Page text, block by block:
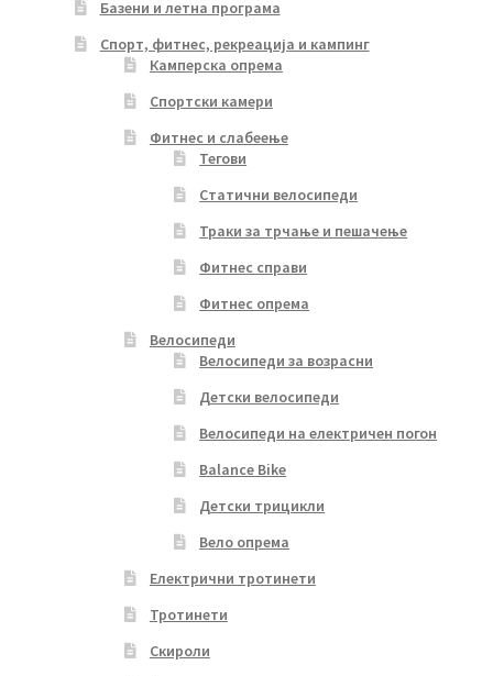
Базени и летна програма
Спорт, фитнес, рекреација и кампинг
Камперска опрема
Спортски камери
Фитнес и слабеење
Тегови
Статични велосипеди
Траки за трчање и пешачење
Фитнес справи
Фитнес опрема
Велосипеди
Велосипеди за возрасни
Детски велосипеди
Велосипеди на електричен погон
Balance Bike
Детски трицикли
Вело опрема
Електрични тротинети
Тротинети
Скироли